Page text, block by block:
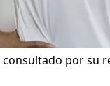
por su